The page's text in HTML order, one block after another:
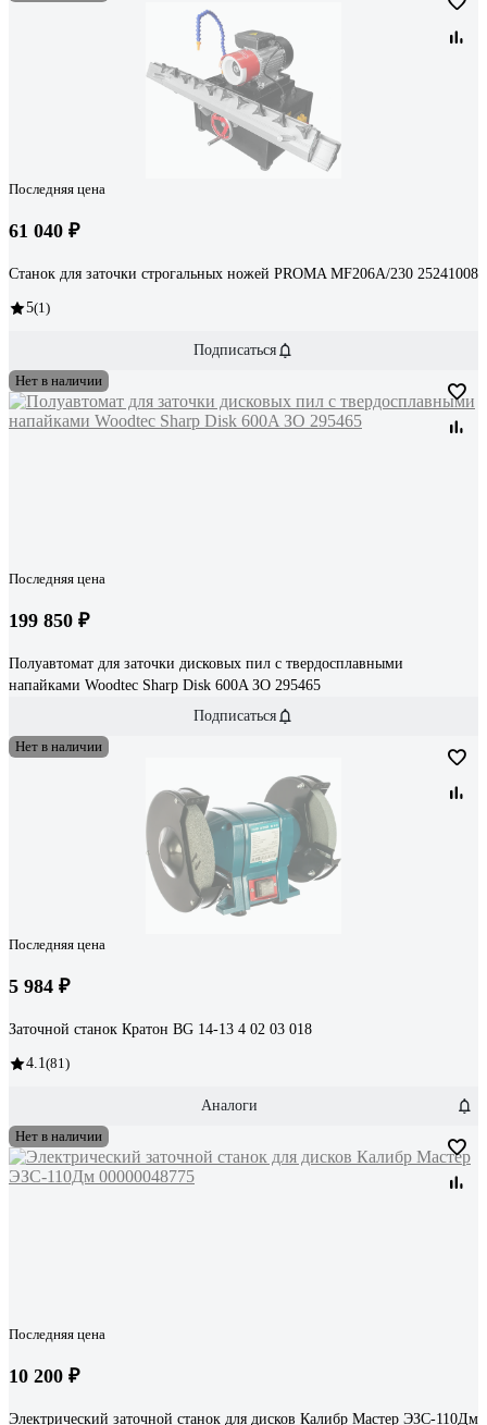
Последняя цена
61 040 ₽
Станок для заточки строгальных ножей PROMA MF206A/230 25241008
5(1)
Подписаться
Нет в наличии
Последняя цена
199 850 ₽
Полуавтомат для заточки дисковых пил с твердосплавными
напайками Woodtec Sharp Disk 600A ЗО 295465
Подписаться
Нет в наличии
Последняя цена
5 984 ₽
Заточной станок Кратон BG 14-13 4 02 03 018
4.1(81)
Аналоги
Нет в наличии
Последняя цена
10 200 ₽
Электрический заточной станок для дисков Калибр Мастер ЭЗС-110Дм